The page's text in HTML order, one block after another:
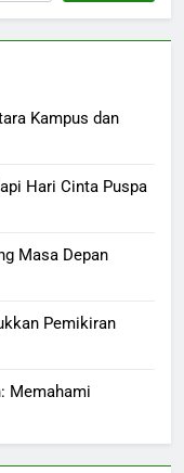
Kampus dan
Hari Cinta Puspa
Masa Depan
Pemikiran
Memahami